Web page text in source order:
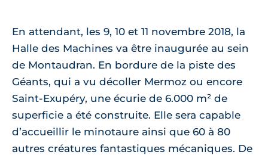
En attendant, les 9, 10 et 11 novembre 2018, la
Halle des Machines va être inaugurée au sein
de Montaudran. En bordure de la piste des
Géants, qui a vu décoller Mermoz ou encore
Saint-Exupéry, une écurie de 6.000 m² de
superficie a été construite. Elle sera capable
d’accueillir le minotaure ainsi que 60 à 80
autres créatures fantastiques mécaniques. De